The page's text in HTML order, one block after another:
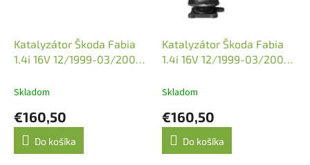
Katalyzátor Škoda Fabia
1.4i 16V 12/1999-03/2008
Skladom
€160,50
Do košíka
Katalyzátor Škoda Fabia
1.4i 16V 12/1999-03/2008
Skladom
€160,50
Do košíka